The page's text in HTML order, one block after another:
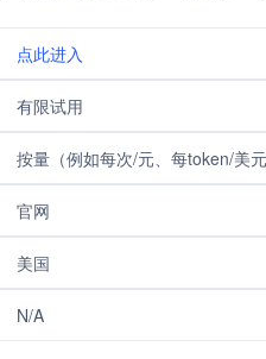
点此进入
有限试用
按量（例如每次/元、每token/美
官网
美国
N/A